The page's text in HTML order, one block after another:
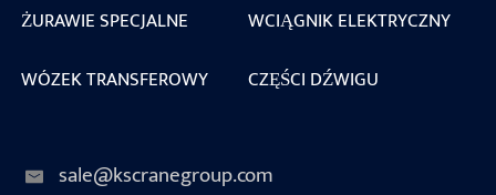
ŻURAWIE SPECJALNE
WCIĄGNIK ELEKTRYCZNY
WÓZEK TRANSFEROWY
CZĘŚCI DŹWIGU
sale@kscranegroup.com